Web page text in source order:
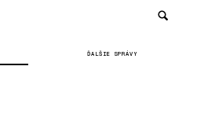
ĎALŠIE SPRÁVY